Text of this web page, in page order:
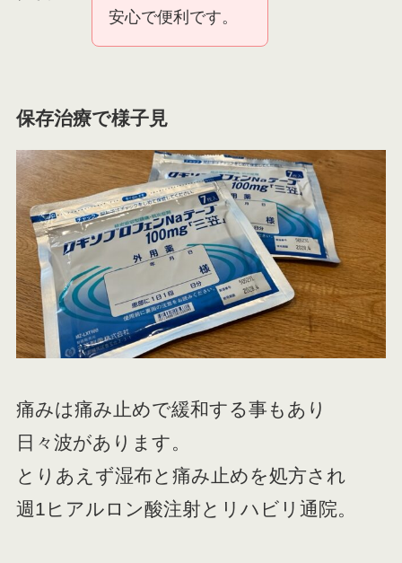
安心で便利です。
保存治療で様子見
痛みは痛み止めで緩和する事もあり
日々波があります。
とりあえず湿布と痛み止めを処方され
週1ヒアルロン酸注射とリハビリ通院。